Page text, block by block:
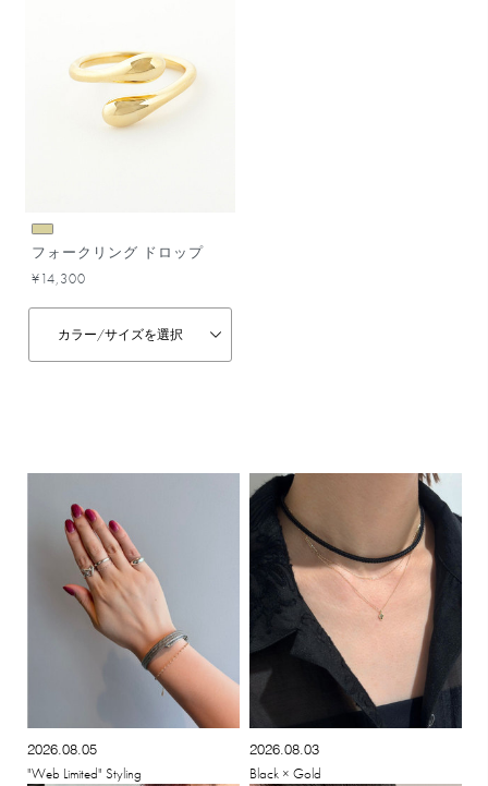
フォークリング ドロップ
¥14,300
カラー/サイズを選択
2026.08.05
"Web Limited" Styling
2026.08.03
Black × Gold